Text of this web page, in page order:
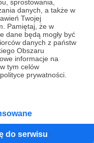
sprostowania,
danych, a także w
Twojej
Pamiętaj, że w
dane będą mogły być
danych z państw
Obszaru
informacje na
tym celów
prywatności.
do serwisu